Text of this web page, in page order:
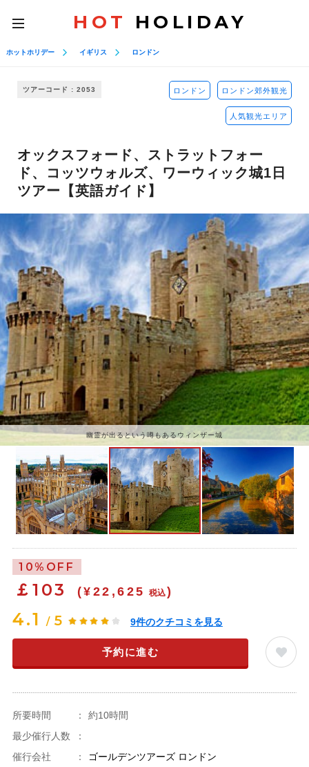
toggle
navigation
HOT HOLIDAY
ホットホリデー イギリス ロンドン
ツアーコード : 2053 ロンドン ロンドン郊外観光
人気観光エリア
オックスフォード、ストラットフォー
ド、コッツウォルズ、ワーウィック城1日
ツアー【英語ガイド】
幽霊が出るという噂もあるウィンザー城
美しい景色の広がるコッツウォルズ
10%OFF
￡103 (¥22,625 税込)
4.1 / 5 9件のクチコミを見る
予約に進む
所要時間 ：
約10時間
最少催行人数
：
催行会社
： ゴールデンツアーズ ロンドン